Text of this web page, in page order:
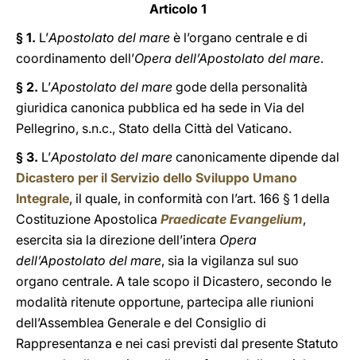
Articolo 1
§ 1. L’Apostolato del mare è l’organo centrale e di
coordinamento dell’Opera dell’Apostolato del mare.
§ 2. L’Apostolato del mare gode della personalità
giuridica canonica pubblica ed ha sede in Via del
Pellegrino, s.n.c., Stato della Città del Vaticano.
§ 3. L’Apostolato del mare canonicamente dipende dal
Dicastero per il Servizio dello Sviluppo Umano
Integrale, il quale, in conformità con l’art. 166 § 1 della
Costituzione Apostolica Praedicate Evangelium,
esercita sia la direzione dell’intera Opera
dell’Apostolato del mare, sia la vigilanza sul suo
organo centrale. A tale scopo il Dicastero, secondo le
modalità ritenute opportune, partecipa alle riunioni
dell’Assemblea Generale e del Consiglio di
Rappresentanza e nei casi previsti dal presente Statuto